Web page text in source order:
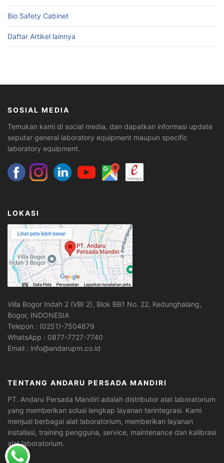
Bio Safety Cabinet
Daftar Artikel lainnya
SOSIAL MEDIA
Temukan kami di social media, dan dapatkan informasi update
seputar general laboratory equipment maupun specific
laboratory equipment.
LOKASI
Villa Bogor Indah 2 (VBI 2), Blok BB1 No. 22, Kedunghalang,
Bogor, INDONESIA
Telepon : (0251)-7504679
WhatsApp : 0877-7727-7740
Email : info@andarupm.co.id
TENTANG ANDARU PERSADA MANDIRI
PT. Andaru Persada Mandiri adalah distributor alat laboratorium
yang memberikan solusi lengkap layanan terintegrasi. Kami
menjual berbagai alat laboratorium, memberikan layanan
installasi, training pengguna, service, maintenance dan kalibrasi
alat laboratorium.